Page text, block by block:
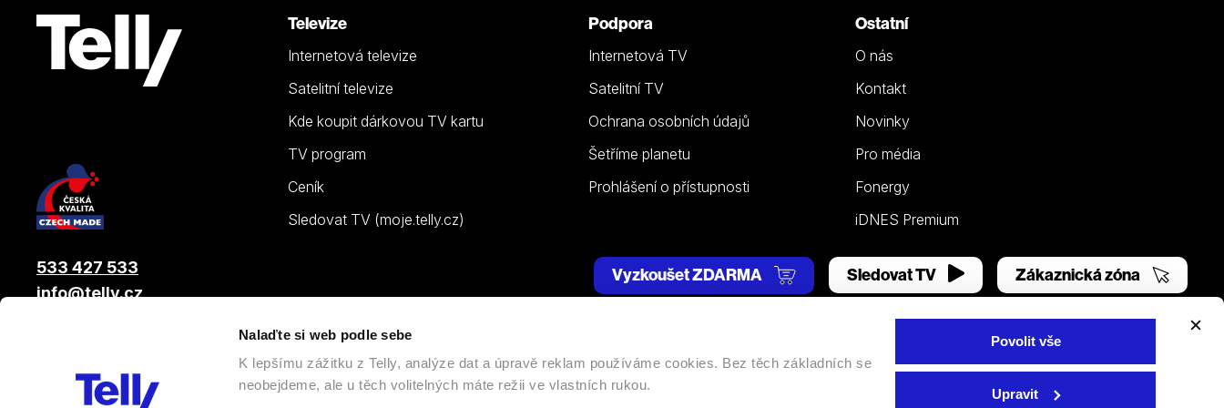
Nalaďte si web podle sebe
K lepšímu zážitku z Telly, analýze dat a úpravě reklam používáme cookies. Bez těch základních se
neobejdeme, ale u těch volitelných máte režii ve vlastních rukou.
Povolit vše
Upravit
Televize
Internetová televize
Satelitní televize
Kde koupit dárkovou TV kartu
TV program
Ceník
Sledovat TV (moje.telly.cz)
Podpora
Internetová TV
Satelitní TV
Ochrana osobních údajů
Šetříme planetu
Prohlášení o přístupnosti
Ostatní
O nás
Kontakt
Novinky
Pro média
Fonergy
iDNES Premium
533 427 533
info@telly.cz
Vyzkoušet ZDARMA Sledovat TV Zákaznická zóna
, člen skupiny LAMA ENERGY GROUP | Všechna práva vyhrazena. |Nastavení cookies